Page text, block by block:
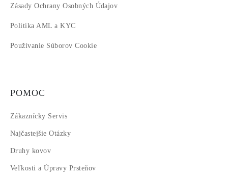
Zásady Ochrany Osobných Údajov
Politika AML a KYC
Používanie Súborov Cookie
POMOC
Zákaznícky Servis
Najčastejšie Otázky
Druhy kovov
Veľkosti a Úpravy Prsteňov